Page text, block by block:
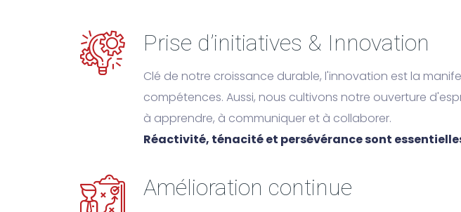
Prise d’initiatives & Innovation
Clé de notre croissance durable, l'innovation est la
compétences. Aussi, nous cultivons notre ouverture
à apprendre, à communiquer et à collaborer.
Réactivité, ténacité et persévérance sont
Amélioration continue